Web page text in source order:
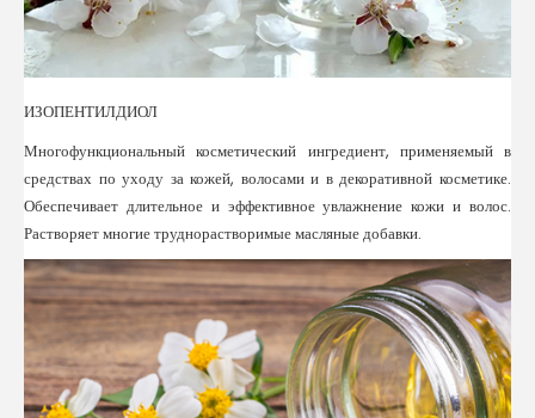
ИЗОПЕНТИЛДИОЛ
Многофункциональный косметический ингредиент, применяемый в
средствах по уходу за кожей, волосами и в декоративной косметике.
Обеспечивает длительное и эффективное увлажнение кожи и волос.
Растворяет многие труднорастворимые масляные добавки.